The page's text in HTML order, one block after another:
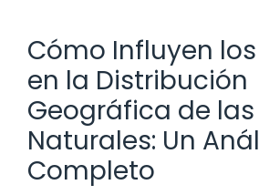
Cómo Influyen
en la Distribución
Geográfica de las
Naturales: Un
Completo